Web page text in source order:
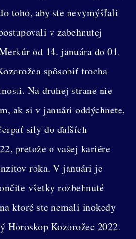
toho, aby ste nevymýšľali
v zabehnutej
od 14. januára do 01.
spôsobiť trocha
Na druhej strane nie
ak si v januári oddýchnete,
sily do ďalších
pretože o vašej kariére
roka. V januári je
všetky rozbehnuté
ktoré ste nemali inokedy
Horoskop Kozorožec 2022.